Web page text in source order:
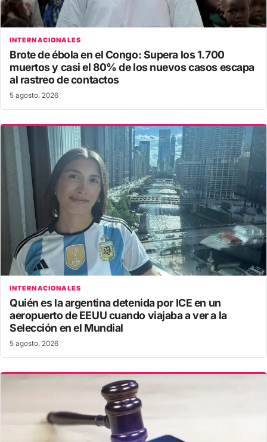
INTERNACIONALES
Brote de ébola en el Congo: Supera los 1.700
muertos y casi el 80% de los nuevos casos escapa
al rastreo de contactos
5 agosto, 2026
INTERNACIONALES
Quién es la argentina detenida por ICE en un
aeropuerto de EEUU cuando viajaba a ver a la
Selección en el Mundial
5 agosto, 2026